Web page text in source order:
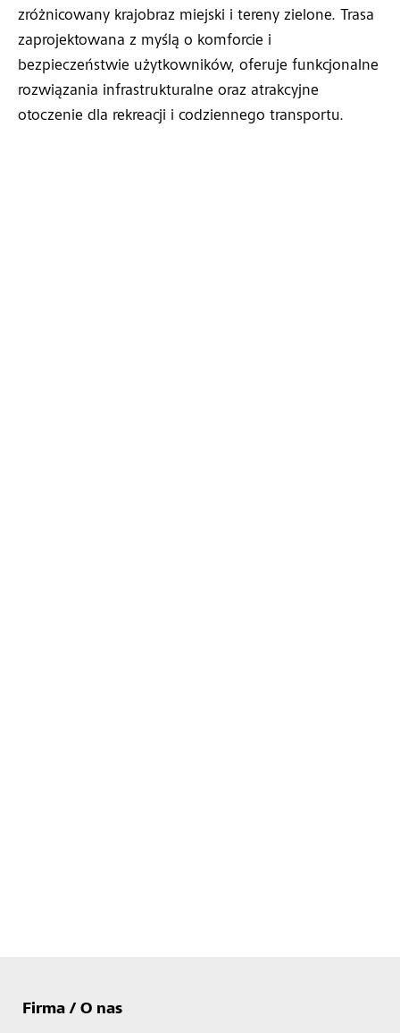
zróżnicowany krajobraz miejski i tereny zielone. Trasa
zaprojektowana z myślą o komforcie i
bezpieczeństwie użytkowników, oferuje funkcjonalne
rozwiązania infrastrukturalne oraz atrakcyjne
otoczenie dla rekreacji i codziennego transportu.
Firma / O nas